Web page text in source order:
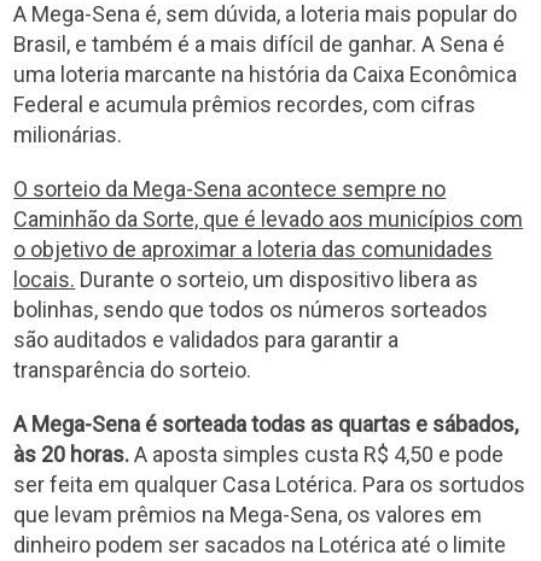
A Mega-Sena é, sem dúvida, a loteria mais popular do
Brasil, e também é a mais difícil de ganhar. A Sena é
uma loteria marcante na história da Caixa Econômica
Federal e acumula prêmios recordes, com cifras
milionárias.
O sorteio da Mega-Sena acontece sempre no
Caminhão da Sorte, que é levado aos municípios com
o objetivo de aproximar a loteria das comunidades
locais. Durante o sorteio, um dispositivo libera as
bolinhas, sendo que todos os números sorteados
são auditados e validados para garantir a
transparência do sorteio.
A Mega-Sena é sorteada todas as quartas e sábados,
às 20 horas.A aposta simples custa R$ 4,50 e pode
ser feita em qualquer Casa Lotérica. Para os sortudos
que levam prêmios na Mega-Sena, os valores em
dinheiro podem ser sacados na Lotérica até o limite